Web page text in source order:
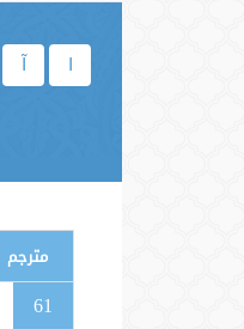
ا آ
مترجم
61